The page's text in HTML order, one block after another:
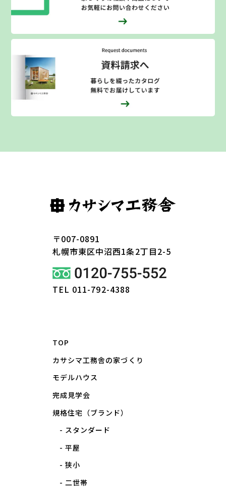
〒007-0891
札幌市東区中沼西1条2丁目2-5
TEL 011-792-4388
TOP
カサシマ工務舎の家づくり
モデルハウス
完成見学会
規格住宅（ブランド）
スタンダード
平屋
狭小
二世帯